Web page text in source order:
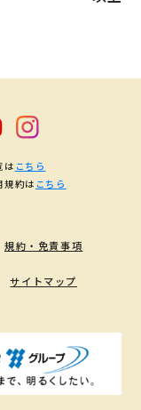
規約・免責事項
サイトマップ
は こちら
規約は こちら